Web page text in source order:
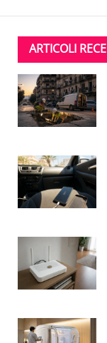
ARTICOLI